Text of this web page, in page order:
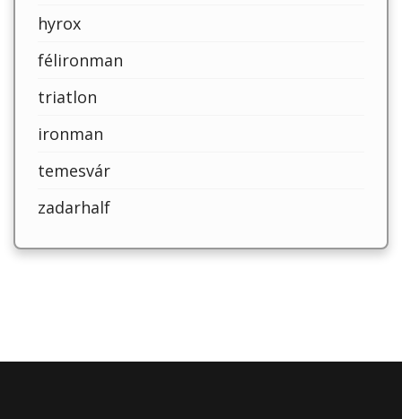
hyrox
félironman
triatlon
ironman
temesvár
zadarhalf